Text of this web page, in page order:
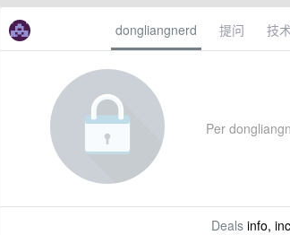
dongliangnerd 提问 技
Per
Dealsinfo,